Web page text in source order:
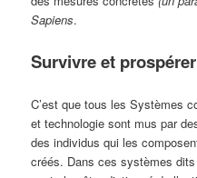
Sapiens.
Survivre et prospérer
C’est que tous les Systèmes
et technologie sont mus par
des individus qui les
créés. Dans ces systèmes